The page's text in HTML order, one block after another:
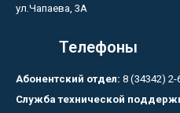
ул.Чапаева, 3А
Телефоны
Абонентский отдел: 8 (34342) 2-
Служба технической